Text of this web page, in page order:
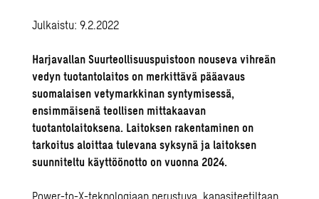
Julkaistu: 9.2.2022
Harjavallan Suurteollisuuspuistoon nouseva vihreän
vedyn tuotantolaitos on merkittävä pääavaus
suomalaisen vetymarkkinan syntymisessä,
ensimmäisenä teollisen mittakaavan
tuotantolaitoksena. Laitoksen rakentaminen on
tarkoitus aloittaa tulevana syksynä ja laitoksen
suunniteltu käyttöönotto on vuonna 2024.
Power-to-X-teknologiaan perustuva, kapasiteetiltaan